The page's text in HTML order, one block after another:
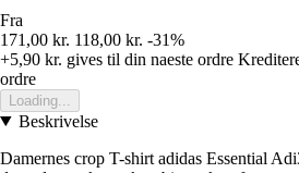
Fra
171,00 kr. 118,00 kr. -31%
+5,90 kr. gives til din naeste ordre
ordre
Loading...
Beskrivelse
Damernes crop T-shirt adidas Essential